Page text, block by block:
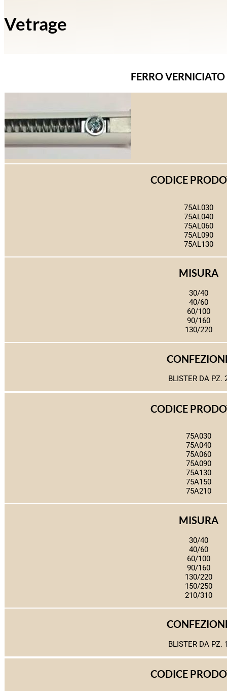
Vetrage
FERRO
CODICE
75AL030
75AL040
75AL060
75AL090
75AL130
MISURA
30/40
40/60
60/100
90/160
130/220
BLISTER DA PZ.
CODICE
75A030
75A040
75A060
75A090
75A130
75A150
75A210
MISURA
30/40
40/60
60/100
90/160
130/220
150/250
210/310
BLISTER DA PZ.
CODICE